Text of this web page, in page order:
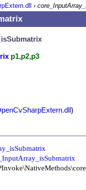
›
p1,p2,p3
)